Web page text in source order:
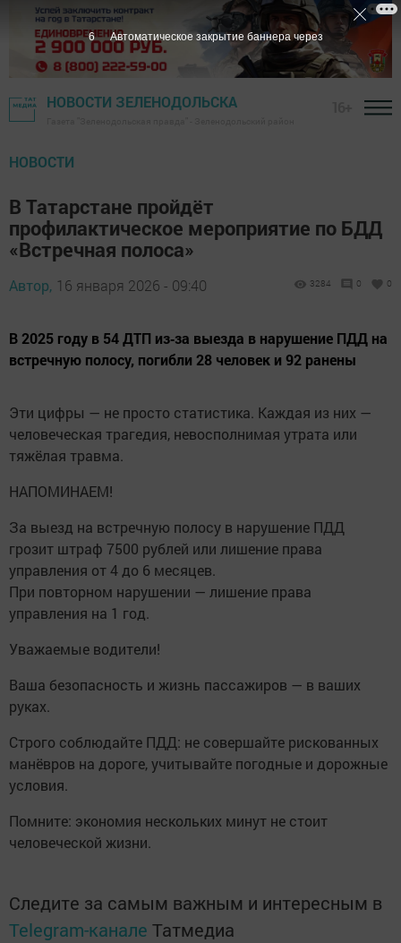
НОВОСТИ ЗЕЛЕНОДОЛЬСКА
НОВОСТИ
В Татарстане пройдёт
профилактическое мероприятие по БДД
«Встречная полоса»
Автор, 16 января 2026 - 09:40 3284 0 0
В 2025 году в 54 ДТП из‑за выезда в нарушение ПДД на
встречную полосу, погибли 28 человек и 92 ранены
Эти цифры — не просто статистика. Каждая из них —
человеческая трагедия, невосполнимая утрата или
тяжёлая травма.
НАПОМИНАЕМ!
За выезд на встречную полосу в нарушение ПДД
грозит штраф 7500 рублей или лишение права
управления от 4 до 6 месяцев.
При повторном нарушении — лишение права
управления на 1 год.
Уважаемые водители!
Ваша безопасность и жизнь пассажиров — в ваших
руках.
Строго соблюдайте ПДД: не совершайте рискованных
манёвров на дороге, учитывайте погодные и дорожные
условия.
Помните: экономия нескольких минут не стоит
человеческой жизни.
Следите за самым важным и интересным в
Telegram-канале Татмедиа
5 Автоматическое закрытие баннера через